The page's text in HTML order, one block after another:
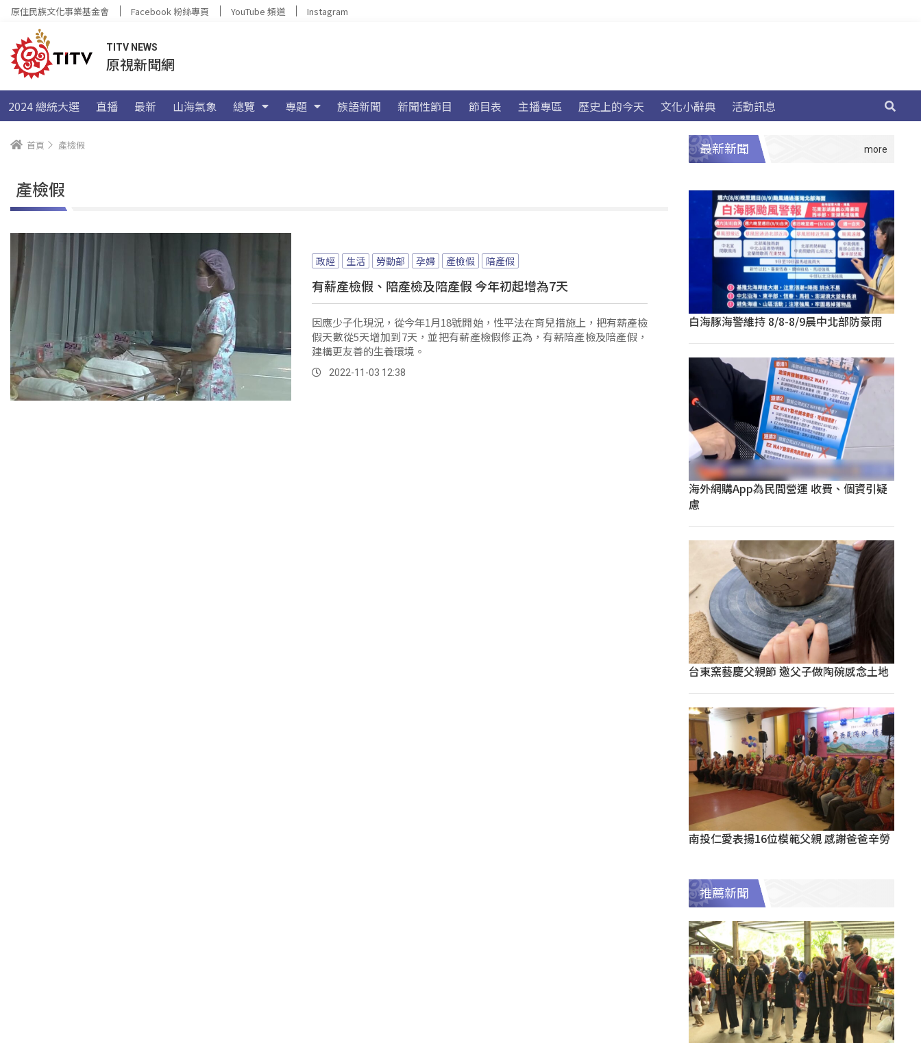
原住民族文化事業基金會 Facebook 粉絲專頁 YouTube 頻道 Instagram
TITV NEWS
原視新聞網
2024 總統大選 直播 最新 山海氣象 總覽 專題 族語新聞 新聞性節目 節目表 主播專區 歷史上的今天 文化小辭典 活動訊息
首頁 產檢假
產檢假
政經 生活 勞動部 孕婦 產檢假 陪產假
有薪產檢假、陪產檢及陪產假 今年初起增為7天
因應少子化現況，從今年1月18號開始，性平法在育兒措施上，把有薪產檢
假天數從5天增加到7天，並把有薪產檢假修正為，有薪陪產檢及陪產假，
建構更友善的生養環境。
2022-11-03 12:38
最新新聞
白海豚海警維持 8/8-8/9晨中北部防豪雨
海外網購App為民間營運 收費、個資引疑
慮
台東窯藝慶父親節 邀父子做陶碗感念土地
南投仁愛表揚16位模範父親 感謝爸爸辛勞
推薦新聞